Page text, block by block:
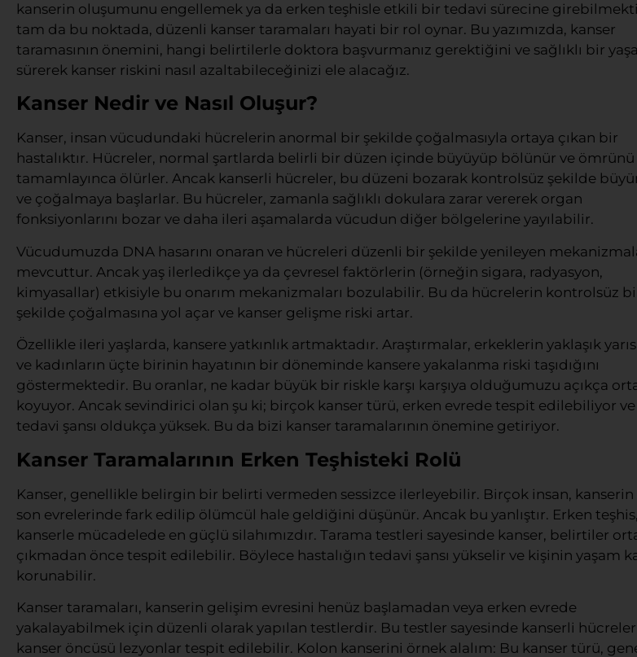
kanserin oluşumunu engellemek ya da erken teşhisle etkili bir tedavi sürecine
tam da bu noktada, düzenli kanser taramaları hayati bir rol oynar. Bu yazımızda, kanser
taramasının önemini, hangi belirtilerle doktora başvurmanız gerektiğini ve sağlıklı bir
sürerek kanser riskini nasıl azaltabileceğinizi ele alacağız.
Kanser Nedir ve Nasıl Oluşur?
Kanser, insan vücudundaki hücrelerin anormal bir şekilde çoğalmasıyla ortaya çıkan bir
hastalıktır. Hücreler, normal şartlarda belirli bir düzen içinde büyüyüp bölünür ve ömrünü
tamamlayınca ölürler. Ancak kanserli hücreler, bu düzeni bozarak kontrolsüz şekilde
ve çoğalmaya başlarlar. Bu hücreler, zamanla sağlıklı dokulara zarar vererek organ
fonksiyonlarını bozar ve daha ileri aşamalarda vücudun diğer bölgelerine yayılabilir.
Vücudumuzda DNA hasarını onaran ve hücreleri düzenli bir şekilde yenileyen
mevcuttur. Ancak yaş ilerledikçe ya da çevresel faktörlerin (örneğin sigara, radyasyon,
kimyasallar) etkisiyle bu onarım mekanizmaları bozulabilir. Bu da hücrelerin kontrolsüz
şekilde çoğalmasına yol açar ve kanser gelişme riski artar.
Özellikle ileri yaşlarda, kansere yatkınlık artmaktadır. Araştırmalar, erkeklerin yaklaşık
ve kadınların üçte birinin hayatının bir döneminde kansere yakalanma riski taşıdığını
göstermektedir. Bu oranlar, ne kadar büyük bir riskle karşı karşıya olduğumuzu açıkça
koyuyor. Ancak sevindirici olan şu ki; birçok kanser türü, erken evrede tespit edilebiliyor ve
tedavi şansı oldukça yüksek. Bu da bizi kanser taramalarının önemine getiriyor.
Kanser Taramalarının Erken Teşhisteki Rolü
Kanser, genellikle belirgin bir belirti vermeden sessizce ilerleyebilir. Birçok insan, kanserin
son evrelerinde fark edilip ölümcül hale geldiğini düşünür. Ancak bu yanlıştır. Erken teşhis,
kanserle mücadelede en güçlü silahımızdır. Tarama testleri sayesinde kanser, belirtiler
çıkmadan önce tespit edilebilir. Böylece hastalığın tedavi şansı yükselir ve kişinin yaşam
korunabilir.
Kanser taramaları, kanserin gelişim evresini henüz başlamadan veya erken evrede
yakalayabilmek için düzenli olarak yapılan testlerdir. Bu testler sayesinde kanserli hücreler
kanser öncüsü lezyonlar tespit edilebilir. Kolon kanserini örnek alalım: Bu kanser türü,